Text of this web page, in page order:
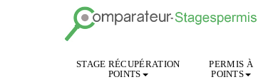
STAGE RÉCUPÉRATION
POINTS
PERMIS À
POINTS